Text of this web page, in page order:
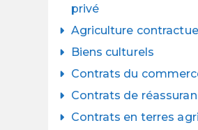
privé
Agriculture
Biens culturels
Contrats du
Contrats de
Contrats en terres